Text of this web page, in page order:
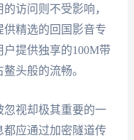
访问则不受影响，
供精选的回国影音专
提供独享的100M带
头般的流畅。
视却极其重要的一
应通过加密隧道传